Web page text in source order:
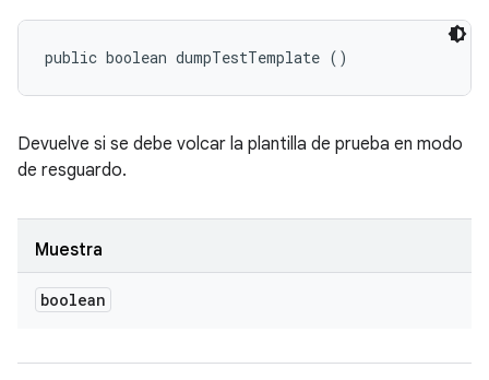
public boolean dumpTestTemplate ()
Devuelve si se debe volcar la plantilla de prueba en modo
de resguardo.
Muestra
boolean